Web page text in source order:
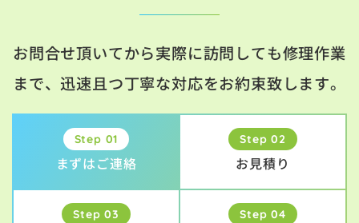
お問合せ頂いてから実際に訪問しても修理作業
まで、迅速且つ丁寧な対応をお約束致します。
Step 01
まずはご連絡
Step 02
お見積り
Step 03 Step 04